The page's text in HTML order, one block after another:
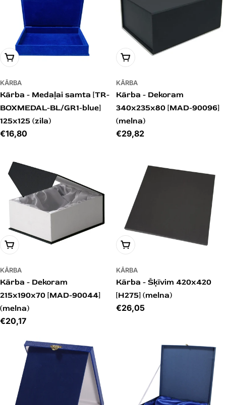
PIEVIENOT GROZAM
KĀRBA
Kārba - Medaļai samta [TR-
BOXMEDAL-BL/GR1-blue]
125x125 (zila)
Cena
€16,80
PIEVIENOT GROZAM
KĀRBA
Kārba - Dekoram
340x235x80 [MAD-90096]
(melna)
Cena
€29,82
PIEVIENOT GROZAM
KĀRBA
Kārba - Dekoram
215x190x70 [MAD-90044]
(melna)
Cena
€20,17
PIEVIENOT GROZAM
KĀRBA
Kārba - Šķīvim 420x420
[H275] (melna)
Cena
€26,05